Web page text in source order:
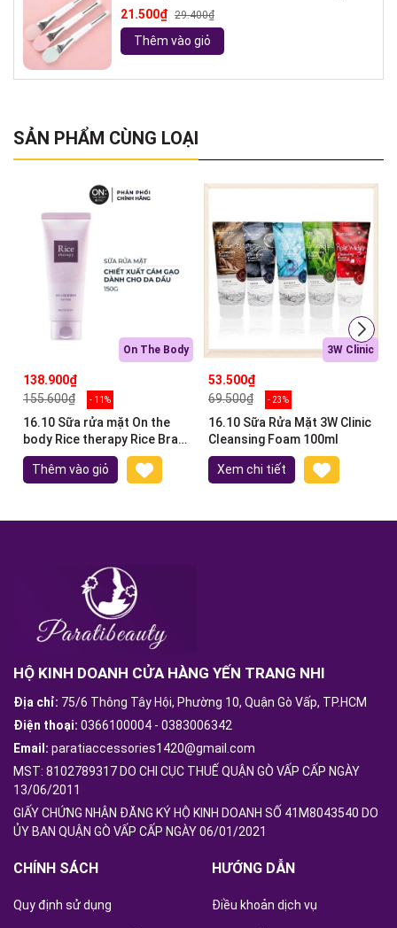
( ngẫu nhiên)
21.500₫ 29.400₫
Thêm vào giỏ
SẢN PHẨM CÙNG LOẠI
On The Body
138.900₫
155.600₫
- 11%
16.10 Sữa rửa mặt On the
body Rice therapy Rice Bran
Scrub Foam Cleanser 150ml
Thêm vào giỏ
3W Clinic
53.500₫
69.500₫
- 23%
16.10 Sữa Rửa Mặt 3W Clinic
Cleansing Foam 100ml
Xem chi tiết
HỘ KINH DOANH CỬA HÀNG YẾN TRANG NHI
Địa chỉ: 75/6 Thông Tây Hội, Phường 10, Quận Gò Vấp, TP.HCM
Điện thoại: 0366100004 - 0383006342
Email: paratiaccessories1420@gmail.com
MST: 8102789317 DO CHI CỤC THUẾ QUẬN GÒ VẤP CẤP NGÀY
13/06/2011
GIẤY CHỨNG NHẬN ĐĂNG KÝ HỘ KINH DOANH SỐ 41M8043540 DO
ỦY BAN QUẬN GÒ VẤP CẤP NGÀY 06/01/2021
CHÍNH SÁCH
Quy định sử dụng
HƯỚNG DẪN
Điều khoản dịch vụ